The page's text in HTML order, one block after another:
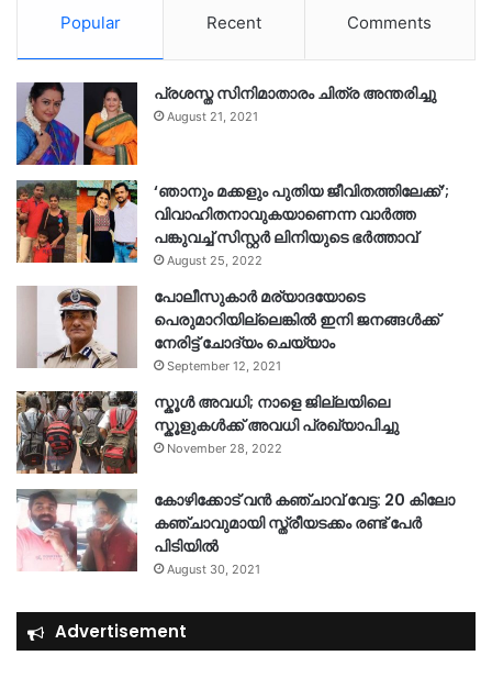
Popular Recent Comments
പ്രശസ്ത സിനിമാതാരം ചിത്ര അന്തരിച്ചു
August 21, 2021
‘ഞാനും മക്കളും പുതിയ ജീവിതത്തിലേക്ക്’;
വിവാഹിതനാവുകയാണെന്ന വാർത്ത
പങ്കുവച്ച് സിസ്റ്റർ ലിനിയുടെ ഭർത്താവ്
August 25, 2022
പോലീസുകാര്‍ മര്യാദയോടെ
പെരുമാറിയില്ലെങ്കില്‍ ഇനി ജനങ്ങള്‍ക്ക്
നേരിട്ട് ചോദ്യം ചെയ്യാം
September 12, 2021
സ്കൂൾ അവധി; നാളെ ജില്ലയിലെ
സ്കൂളുകൾക്ക് അവധി പ്രഖ്യാപിച്ചു
November 28, 2022
കോഴിക്കോട് വൻ കഞ്ചാവ് വേട്ട: 20 കിലോ
കഞ്ചാവുമായി സ്ത്രീയടക്കം രണ്ട് പേർ
പിടിയിൽ
August 30, 2021
Advertisement